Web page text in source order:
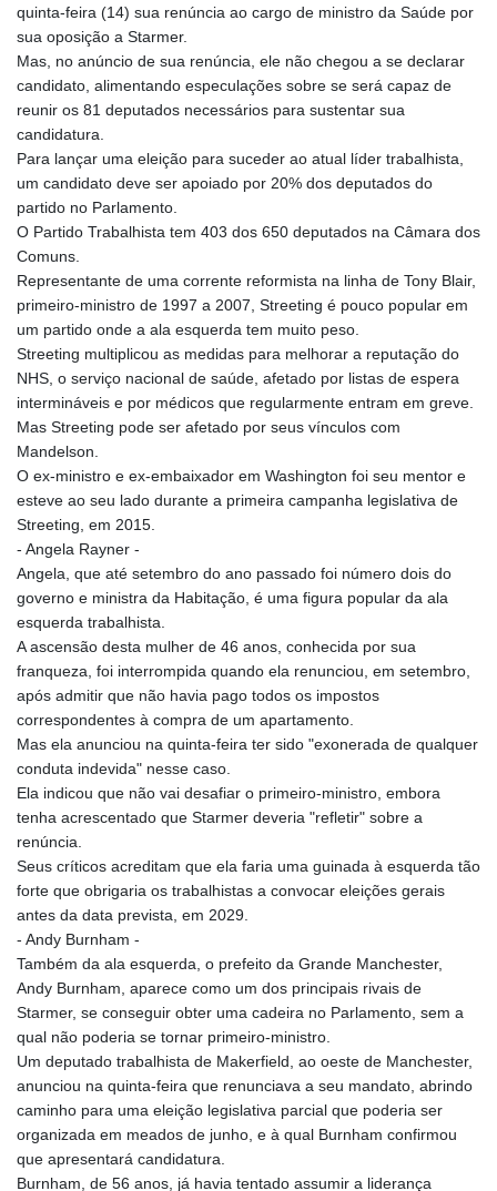
quinta-feira (14) sua renúncia ao cargo de ministro da Saúde por
sua oposição a Starmer.
Mas, no anúncio de sua renúncia, ele não chegou a se declarar
candidato, alimentando especulações sobre se será capaz de
reunir os 81 deputados necessários para sustentar sua
candidatura.
Para lançar uma eleição para suceder ao atual líder trabalhista,
um candidato deve ser apoiado por 20% dos deputados do
partido no Parlamento.
O Partido Trabalhista tem 403 dos 650 deputados na Câmara dos
Comuns.
Representante de uma corrente reformista na linha de Tony Blair,
primeiro-ministro de 1997 a 2007, Streeting é pouco popular em
um partido onde a ala esquerda tem muito peso.
Streeting multiplicou as medidas para melhorar a reputação do
NHS, o serviço nacional de saúde, afetado por listas de espera
intermináveis e por médicos que regularmente entram em greve.
Mas Streeting pode ser afetado por seus vínculos com
Mandelson.
O ex-ministro e ex-embaixador em Washington foi seu mentor e
esteve ao seu lado durante a primeira campanha legislativa de
Streeting, em 2015.
- Angela Rayner -
Angela, que até setembro do ano passado foi número dois do
governo e ministra da Habitação, é uma figura popular da ala
esquerda trabalhista.
A ascensão desta mulher de 46 anos, conhecida por sua
franqueza, foi interrompida quando ela renunciou, em setembro,
após admitir que não havia pago todos os impostos
correspondentes à compra de um apartamento.
Mas ela anunciou na quinta-feira ter sido "exonerada de qualquer
conduta indevida" nesse caso.
Ela indicou que não vai desafiar o primeiro-ministro, embora
tenha acrescentado que Starmer deveria "refletir" sobre a
renúncia.
Seus críticos acreditam que ela faria uma guinada à esquerda tão
forte que obrigaria os trabalhistas a convocar eleições gerais
antes da data prevista, em 2029.
- Andy Burnham -
Também da ala esquerda, o prefeito da Grande Manchester,
Andy Burnham, aparece como um dos principais rivais de
Starmer, se conseguir obter uma cadeira no Parlamento, sem a
qual não poderia se tornar primeiro-ministro.
Um deputado trabalhista de Makerfield, ao oeste de Manchester,
anunciou na quinta-feira que renunciava a seu mandato, abrindo
caminho para uma eleição legislativa parcial que poderia ser
organizada em meados de junho, e à qual Burnham confirmou
que apresentará candidatura.
Burnham, de 56 anos, já havia tentado assumir a liderança